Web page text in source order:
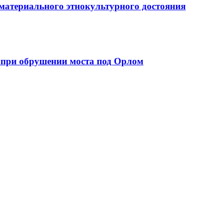
этнокультурного достояния
обрушении моста под Орлом